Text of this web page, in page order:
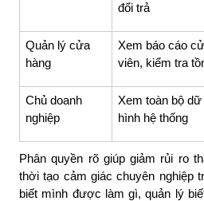
đổi trả
Quản lý cửa
hàng
Xem báo cáo
viên, kiểm tra
Chủ doanh
nghiệp
Xem toàn bộ
hình hệ thống
Phân quyền rõ giúp giảm rủi ro
thời tạo cảm giác chuyên nghiệp
biết mình được làm gì, quản lý